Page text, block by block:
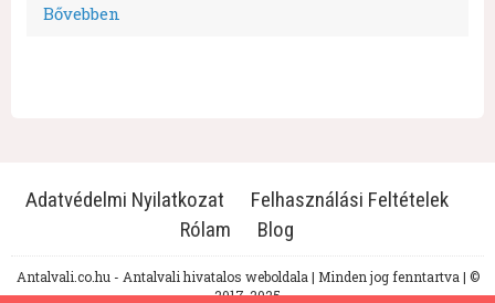
Bővebben
Adatvédelmi Nyilatkozat
Felhasználási Feltételek
Rólam
Blog
Antalvali.co.hu - Antalvali hivatalos weboldala | Minden jog fenntartva | ©
2017-2025